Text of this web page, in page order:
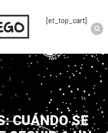
[et_top_cart]
CUÁNDO SE